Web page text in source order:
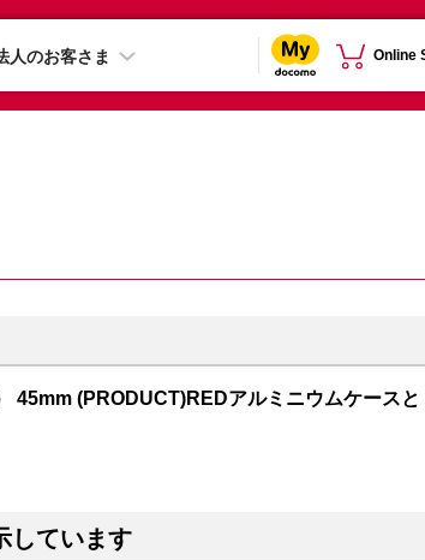
人のお客さま Online
(PRODUCT)REDアルミニウムケースと
しています